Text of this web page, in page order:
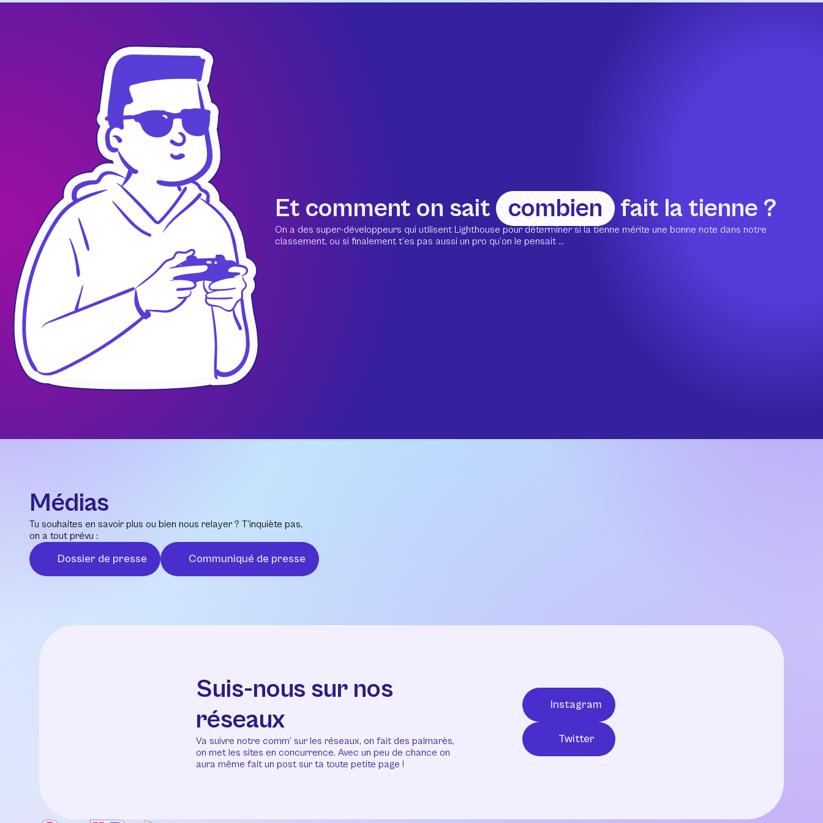
Et comment on sait combien fait la tienne ?
On a des super-développeurs qui utilisent Lighthouse pour déterminer si la tienne mérite une bonne note dans notre
classement, ou si finalement t’es pas aussi un pro qu’on le pensait ...
Médias
Tu souhaites en savoir plus ou bien nous relayer ? T’inquiète pas,
on a tout prévu :
Dossier de presse Communiqué de presse
Suis-nous sur nos
réseaux
Va suivre notre comm’ sur les réseaux, on fait des palmarès,
on met les sites en concurrence. Avec un peu de chance on
aura même fait un post sur ta toute petite page !
Instagram
Twitter